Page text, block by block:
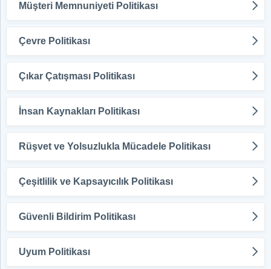
Müşteri Memnuniyeti Politikası
Çevre Politikası
Çıkar Çatışması Politikası
İnsan Kaynakları Politikası
Rüşvet ve Yolsuzlukla Mücadele Politikası
Çeşitlilik ve Kapsayıcılık Politikası
Güvenli Bildirim Politikası
Uyum Politikası